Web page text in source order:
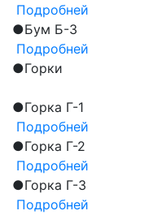
Подробней
●Бум Б-3
Подробней
●Горки
●Горка Г-1
Подробней
●Горка Г-2
Подробней
●Горка Г-3
Подробней